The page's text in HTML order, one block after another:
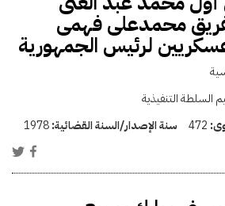
محمدعلى فهمى
لرئيس الجمهورية
السلطة التنفيذية
472 سنة الإصدار/السنة القضائية:1978